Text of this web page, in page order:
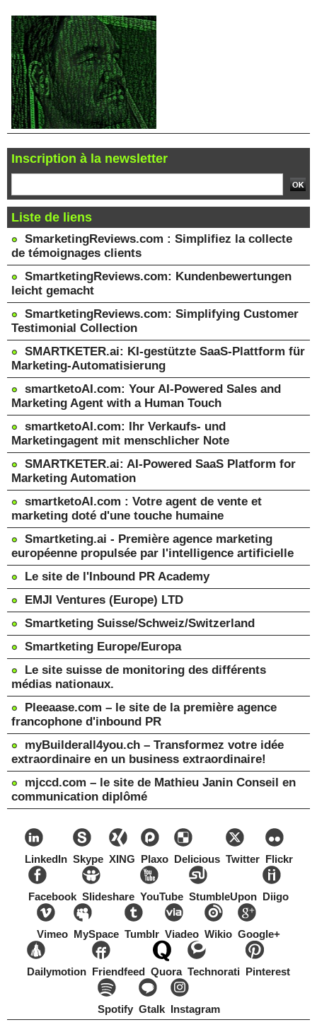
Inscription à la newsletter
Liste de liens
SmarketingReviews.com : Simplifiez la collecte
de témoignages clients
SmartketingReviews.com: Kundenbewertungen
leicht gemacht
SmartketingReviews.com: Simplifying Customer
Testimonial Collection
SMARTKETER.ai: KI-gestützte SaaS-Plattform für
Marketing-Automatisierung
smartketoAI.com: Your AI-Powered Sales and
Marketing Agent with a Human Touch
smartketoAI.com: Ihr Verkaufs- und
Marketingagent mit menschlicher Note
SMARTKETER.ai: AI-Powered SaaS Platform for
Marketing Automation
smartketoAI.com : Votre agent de vente et
marketing doté d'une touche humaine
Smartketing.ai - Première agence marketing
européenne propulsée par l'intelligence artificielle
Le site de l'Inbound PR Academy
EMJI Ventures (Europe) LTD
Smartketing Suisse/Schweiz/Switzerland
Smartketing Europe/Europa
Le site suisse de monitoring des différents
médias nationaux.
Pleeaase.com – le site de la première agence
francophone d'inbound PR
myBuilderall4you.ch – Transformez votre idée
extraordinaire en un business extraordinaire!
mjccd.com – le site de Mathieu Janin Conseil en
communication diplômé
LinkedIn Skype XING Plaxo Delicious Twitter Flickr
Facebook Slideshare YouTube StumbleUpon Diigo
Vimeo MySpace Tumblr Viadeo Wikio Google+
Dailymotion Friendfeed Quora Technorati Pinterest
Spotify Gtalk Instagram